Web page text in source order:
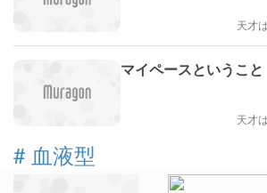
天才
マイペースということ
天才
# 血液型